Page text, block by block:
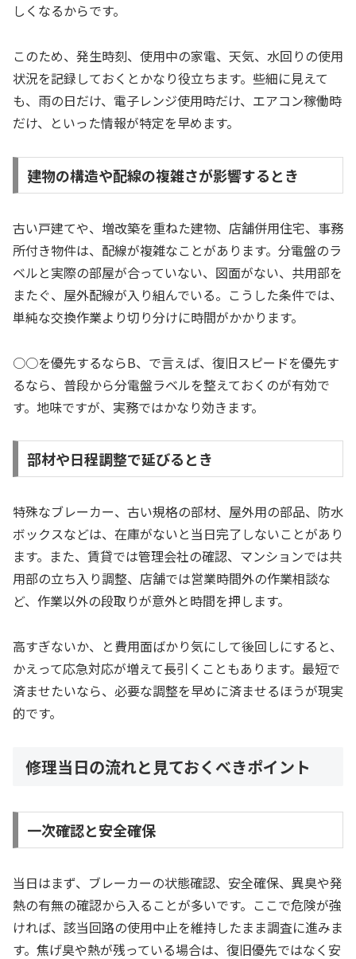
しくなるからです。
このため、発生時刻、使用中の家電、天気、水回りの使用
状況を記録しておくとかなり役立ちます。些細に見えて
も、雨の日だけ、電子レンジ使用時だけ、エアコン稼働時
だけ、といった情報が特定を早めます。
建物の構造や配線の複雑さが影響するとき
古い戸建てや、増改築を重ねた建物、店舗併用住宅、事務
所付き物件は、配線が複雑なことがあります。分電盤のラ
ベルと実際の部屋が合っていない、図面がない、共用部を
またぐ、屋外配線が入り組んでいる。こうした条件では、
単純な交換作業より切り分けに時間がかかります。
○○を優先するならB、で言えば、復旧スピードを優先す
るなら、普段から分電盤ラベルを整えておくのが有効で
す。地味ですが、実務ではかなり効きます。
部材や日程調整で延びるとき
特殊なブレーカー、古い規格の部材、屋外用の部品、防水
ボックスなどは、在庫がないと当日完了しないことがあり
ます。また、賃貸では管理会社の確認、マンションでは共
用部の立ち入り調整、店舗では営業時間外の作業相談な
ど、作業以外の段取りが意外と時間を押します。
高すぎないか、と費用面ばかり気にして後回しにすると、
かえって応急対応が増えて長引くこともあります。最短で
済ませたいなら、必要な調整を早めに済ませるほうが現実
的です。
修理当日の流れと見ておくべきポイント
一次確認と安全確保
当日はまず、ブレーカーの状態確認、安全確保、異臭や発
熱の有無の確認から入ることが多いです。ここで危険が強
ければ、該当回路の使用中止を維持したまま調査に進みま
す。焦げ臭や熱が残っている場合は、復旧優先ではなく安